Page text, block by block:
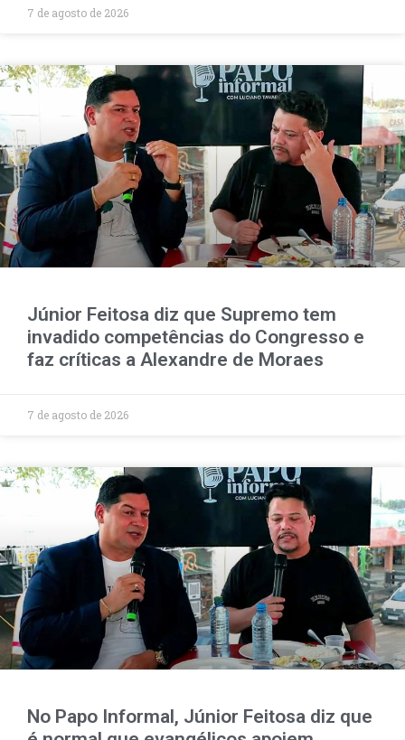
7 de agosto de 2026
Júnior Feitosa diz que Supremo tem
invadido competências do Congresso e
faz críticas a Alexandre de Moraes
7 de agosto de 2026
No Papo Informal, Júnior Feitosa diz que